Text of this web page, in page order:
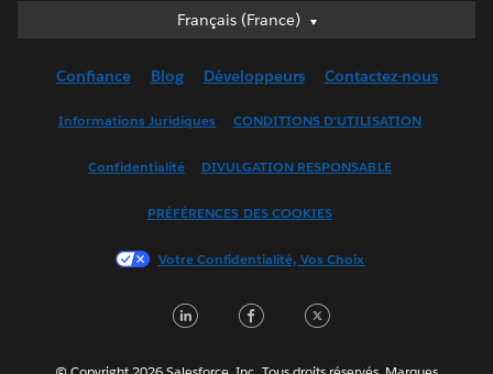
Français (France)
Français (France)
English (UK)
Français (Canada)
한국어
Português
Confiance Blog Développeurs Contactez-nous
Informations Juridiques CONDITIONS D'UTILISATION
Confidentialité DIVULGATION RESPONSABLE
PRÉFÉRENCES DES COOKIES
Votre Confidentialité, Vos Choix
LinkedInFacebook